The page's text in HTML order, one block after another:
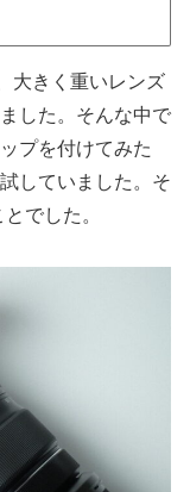
大きく重いレンズ
した。そんな中で
プを付けてみた
していました。そ
でした。